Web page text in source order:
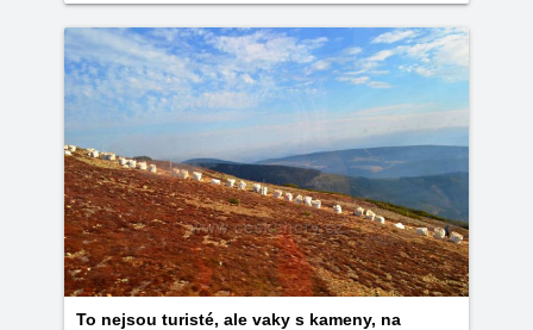
To nejsou turisté, ale vaky s kameny, na